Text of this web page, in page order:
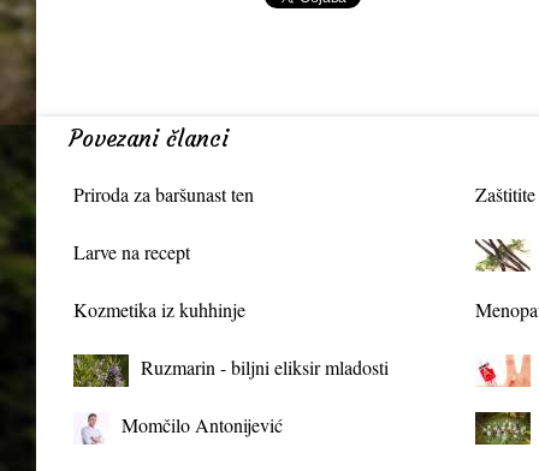
Povezani članci
Priroda za baršunast ten
Larve na recept
Kozmetika iz kuhhinje
Ruzmarin - biljni eliksir mladosti
Momčilo Antonijević